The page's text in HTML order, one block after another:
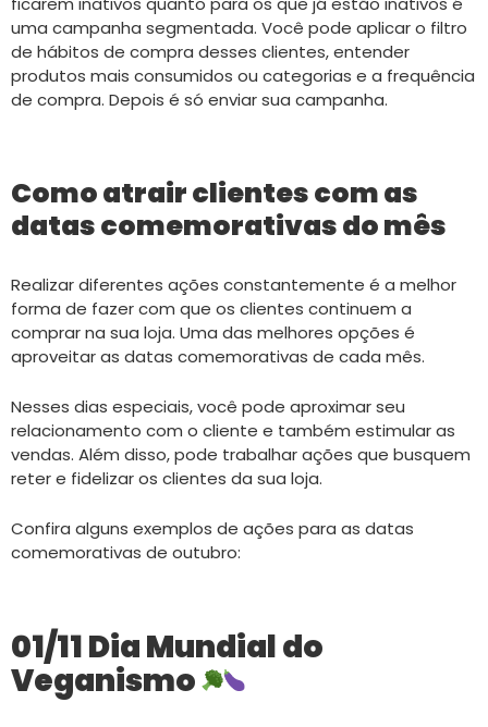
uma campanha segmentada. Você pode aplicar o filtro
de hábitos de compra desses clientes, entender
produtos mais consumidos ou categorias e a frequência
de compra. Depois é só enviar sua campanha.
Como atrair clientes com as
datas comemorativas do mês
Realizar diferentes ações constantemente é a melhor
forma de fazer com que os clientes continuem a
comprar na sua loja. Uma das melhores opções é
aproveitar as datas comemorativas de cada mês.
Nesses dias especiais, você pode aproximar seu
relacionamento com o cliente e também estimular as
vendas. Além disso, pode trabalhar ações que busquem
reter e fidelizar os clientes da sua loja.
Confira alguns exemplos de ações para as datas
comemorativas de outubro:
01/11 Dia Mundial do
Veganismo